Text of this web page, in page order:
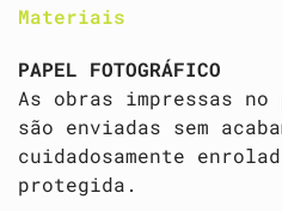
Materiais
PAPEL FOTOGRÁFICO
As obras impressas
são enviadas sem
cuidadosamente
protegida.